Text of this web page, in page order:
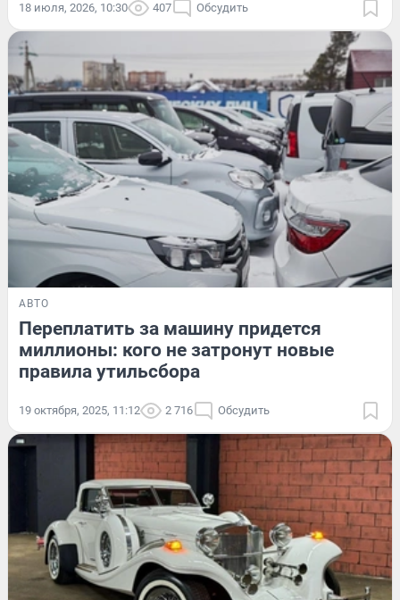
18 июля, 2026, 10:30 407 Обсудить
АВТО
Переплатить за машину придется
миллионы: кого не затронут новые
правила утильсбора
19 октября, 2025, 11:12 2 716 Обсудить